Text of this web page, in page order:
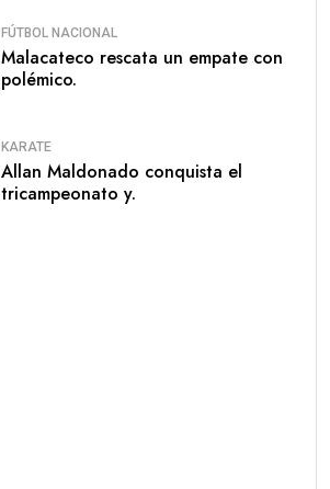
FÚTBOL NACIONAL
Malacateco rescata un empate con
polémico.
KARATE
Allan Maldonado conquista el
tricampeonato y.